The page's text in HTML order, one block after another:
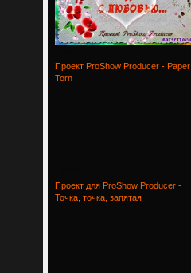
Проект ProShow Producer - Paper
Torn
Проект для ProShow Producer -
Точка, точка, запятая